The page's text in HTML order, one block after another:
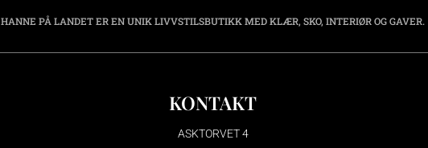
HANNE PÅ LANDET ER EN UNIK LIVVSTILSBUTIKK MED KLÆR, SKO, INTERIØR OG GAVER.
KONTAKT
ASKTORVET 4